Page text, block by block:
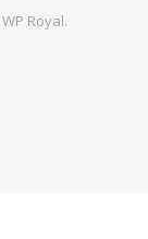
WP Royal.